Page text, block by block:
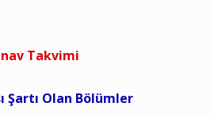
Takvimi
Şartı Olan Bölümler